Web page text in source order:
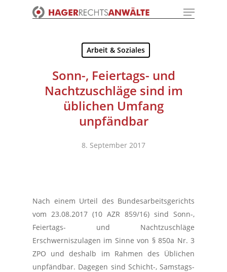
Menu
Arbeit & Soziales
Sonn-, Feiertags- und
Nachtzuschläge sind im
üblichen Umfang
unpfändbar
8. September 2017
Nach einem Urteil des Bundesarbeitsgerichts
vom 23.08.2017 (10 AZR 859/16) sind Sonn-,
Feiertags- und Nachtzuschläge
Erschwerniszulagen im Sinne von § 850a Nr. 3
ZPO und deshalb im Rahmen des Üblichen
unpfändbar. Dagegen sind Schicht-, Samstags-